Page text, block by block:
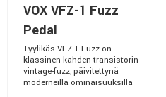
VOX VFZ-1 Fuzz
Pedal
Tyylikäs VFZ-1 Fuzz on
klassinen kahden transistorin
vintage-fuzz, päivitettynä
moderneilla ominaisuuksilla